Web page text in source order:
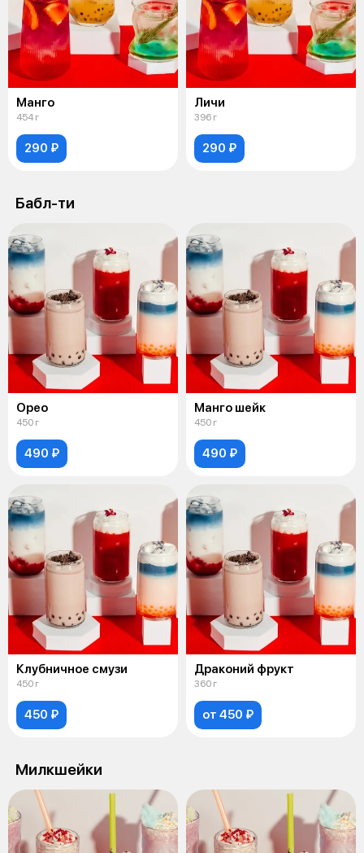
Манго
454 г
290 ₽
Личи
396 г
290 ₽
Бабл-ти
Орео
450 г
490 ₽
Манго шейк
450 г
490 ₽
Клубничное смузи
450 г
450 ₽
Драконий фрукт
360 г
от 450 ₽
Милкшейки